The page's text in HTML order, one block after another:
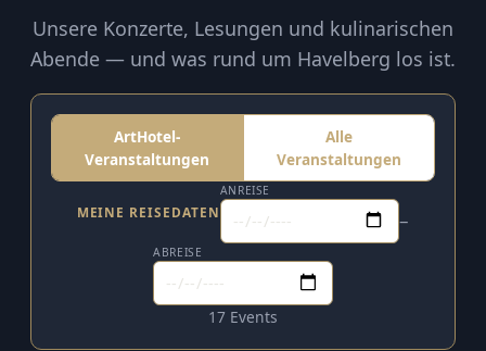
Unsere Konzerte, Lesungen und kulinarischen
Abende — und was rund um Havelberg los ist.
ArtHotel-
Veranstaltungen
Alle
Veranstaltungen
MEINE REISEDATEN
ANREISE
–
ABREISE
17 Events